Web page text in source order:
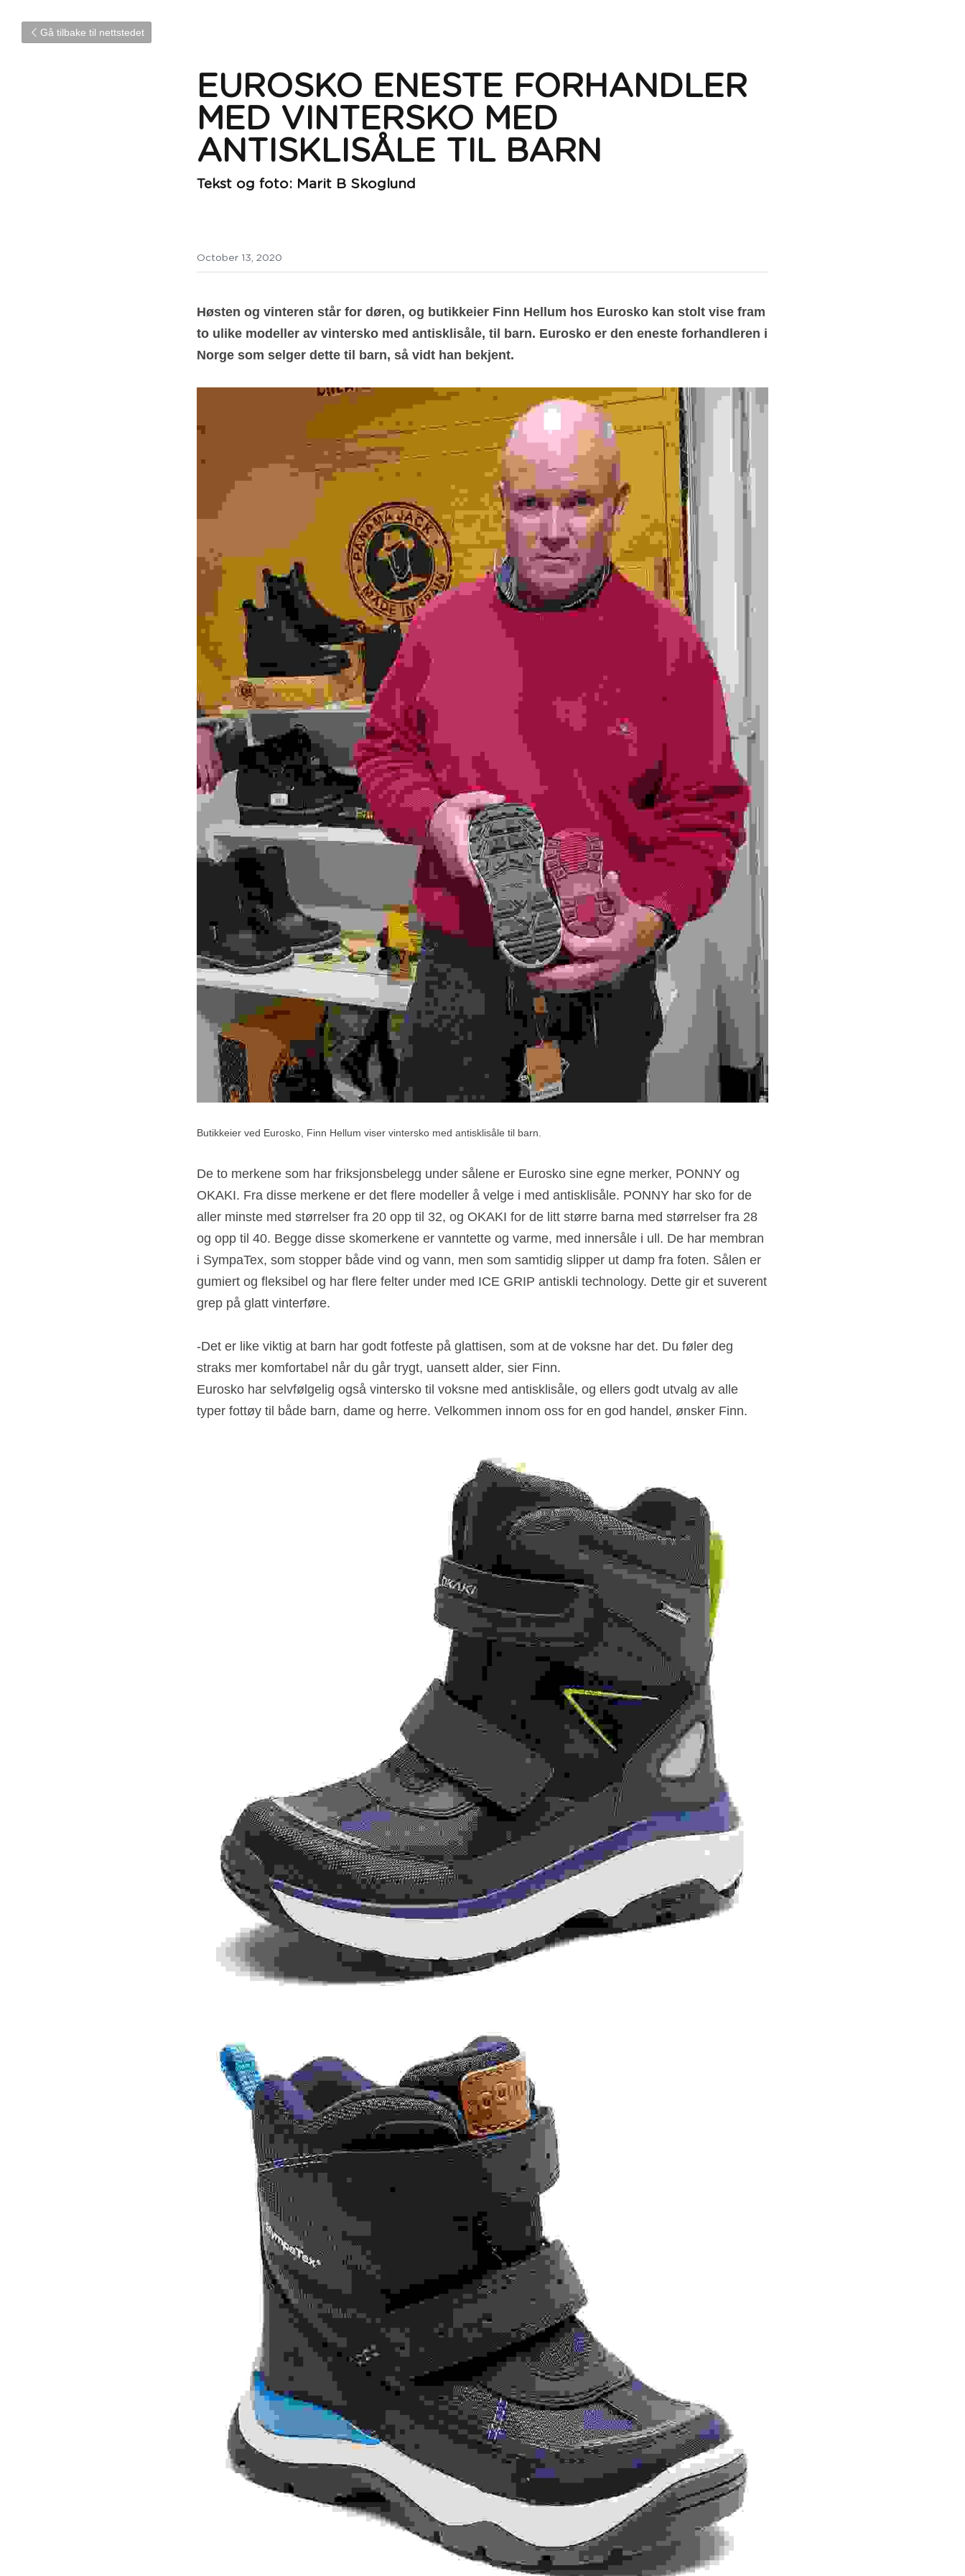
Gå tilbake til nettstedet
EUROSKO ENESTE FORHANDLER
MED VINTERSKO MED
ANTISKLISÅLE TIL BARN
Tekst og foto: Marit B Skoglund
October 13, 2020
Høsten og vinteren står for døren, og butikkeier Finn Hellum hos Eurosko kan stolt vise fram
to ulike modeller av vintersko med antisklisåle, til barn. Eurosko er den eneste forhandleren i
Norge som selger dette til barn, så vidt han bekjent.
Butikkeier ved Eurosko, Finn Hellum viser vintersko med antisklisåle til barn.
De to merkene som har friksjonsbelegg under sålene er Eurosko sine egne merker, PONNY og
OKAKI. Fra disse merkene er det flere modeller å velge i med antisklisåle. PONNY har sko for de
aller minste med størrelser fra 20 opp til 32, og OKAKI for de litt større barna med størrelser fra 28
og opp til 40. Begge disse skomerkene er vanntette og varme, med innersåle i ull. De har membran
i SympaTex, som stopper både vind og vann, men som samtidig slipper ut damp fra foten. Sålen er
gumiert og fleksibel og har flere felter under med ICE GRIP antiskli technology. Dette gir et suverent
grep på glatt vinterføre.
-Det er like viktig at barn har godt fotfeste på glattisen, som at de voksne har det. Du føler deg
straks mer komfortabel når du går trygt, uansett alder, sier Finn.
Eurosko har selvfølgelig også vintersko til voksne med antisklisåle, og ellers godt utvalg av alle
typer fottøy til både barn, dame og herre. Velkommen innom oss for en god handel, ønsker Finn.